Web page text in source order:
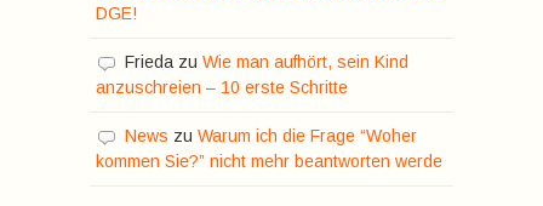
DGE!
Frieda zu Wie man aufhört, sein Kind
anzuschreien – 10 erste Schritte
News zu Warum ich die Frage “Woher
kommen Sie?” nicht mehr beantworten werde